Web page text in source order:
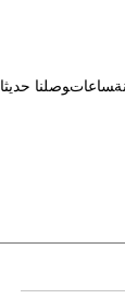
‍ساعات‍وصلنا حديثا